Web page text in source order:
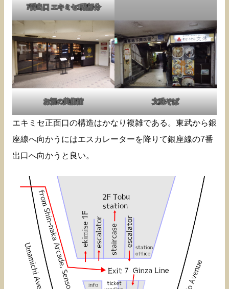
7番出口 エキミセ1階部分
お酒の美術館 文殊そば
エキミセ正面口の構造はかなり複雑である。東武から銀
座線へ向かうにはエスカレーターを降りて銀座線の7番
出口へ向かうと良い。